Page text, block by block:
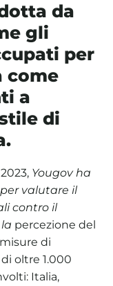
da
gli
per
come
a
di
Yougov ha
valutare il
contro il
percezione del
di
oltre 1.000
Italia,